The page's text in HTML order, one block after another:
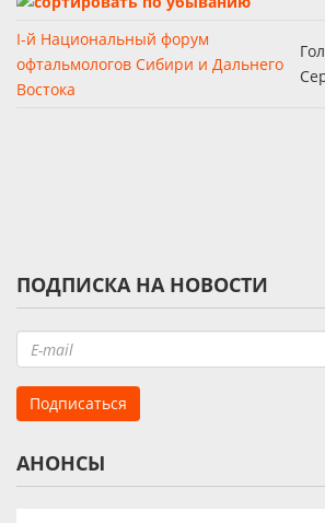
I-й Национальный форум
офтальмологов Сибири и Дальнего
Востока
ПОДПИСКА НА НОВОСТИ
АНОНСЫ